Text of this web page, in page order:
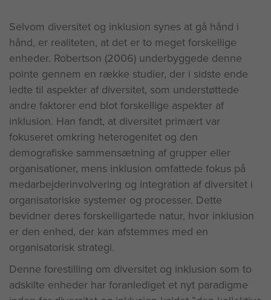
Selvom diversitet og inklusion synes at gå hånd i
hånd, er realiteten, at det er to meget forskellige
enheder. Robertson (2006) underbyggede denne
pointe gennem en række studier, der i sidste ende
ledte til aspekter af diversitet, som understøttede
andre faktorer end blot forskellige aspekter af
inklusion. Han fandt, at diversitet primært var
fokuseret omkring heterogenitet og den
demografiske sammensætning af grupper eller
organisationer, mens inklusion omfattede fokus på
medarbejderinvolvering og integration af diversitet i
organisatoriske systemer og processer. Dette
bevidner deres forskelligartede natur, hvor inklusion
er den enhed, der kan afstemmes med en
organisatorisk strategi.
Denne forestilling om diversitet og inklusion som to
adskilte enheder har foranlediget et nyt paradigme